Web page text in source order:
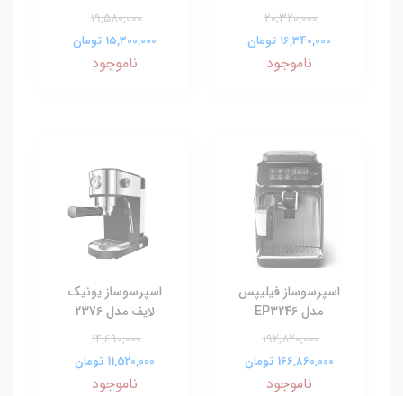
20,320,000
16,340,000 تومان
ناموجود
19,580,000
15,300,000 تومان
ناموجود
اسپرسوساز فیلیپس
مدل EP3246
192,820,000
166,860,000 تومان
ناموجود
اسپرسوساز یونیک
لایف مدل 2376
14,690,000
11,520,000 تومان
ناموجود